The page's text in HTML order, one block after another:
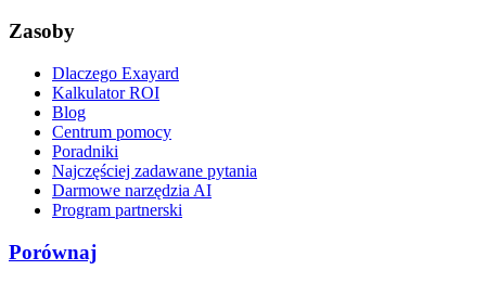
Zasoby
Dlaczego Exayard
Kalkulator ROI
Blog
Centrum pomocy
Poradniki
Najczęściej zadawane pytania
Darmowe narzędzia AI
Program partnerski
Porównaj